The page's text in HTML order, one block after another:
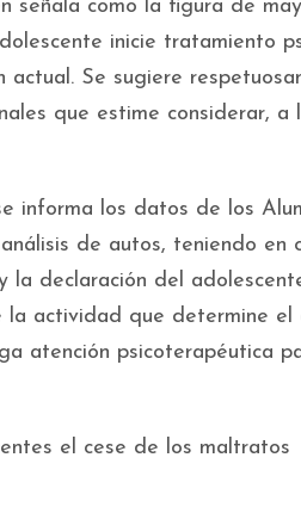
señala como la figura de
inicie tratamiento
Se sugiere
que estime considerar, a
informa los datos de los
de autos, teniendo en
declaración del
actividad que determine el
atención psicoterapéutica